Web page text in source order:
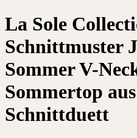
La Sole
Schnittmuster
Sommer V-
Sommertop
Schnittduett